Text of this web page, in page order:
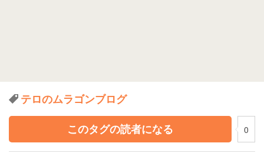
テロのムラゴンブログ
このタグの読者になる
0